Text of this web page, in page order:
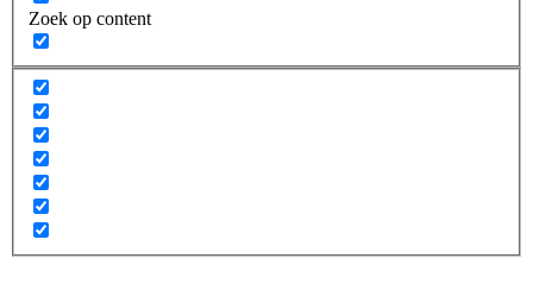
Zoek op content